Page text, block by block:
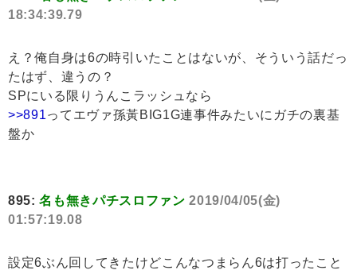
18:34:39.79
え？俺自身は6の時引いたことはないが、そういう話だっ
たはず、違うの？
SPにいる限りうんこラッシュなら
>>891ってエヴァ孫黃BIG1G連事件みたいにガチの裏基
盤か
895:名も無きパチスロファン 2019/04/05(金)
01:57:19.08
設定6ぶん回してきたけどこんなつまらん6は打ったこと